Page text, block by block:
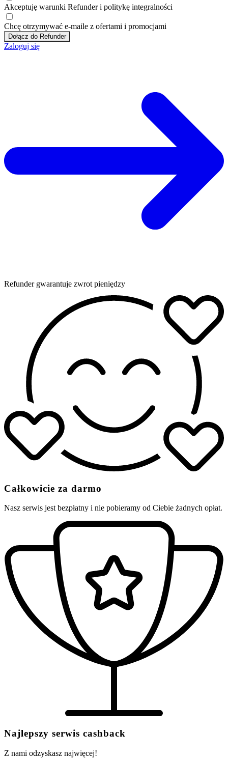
Akceptuję warunki Refunder i politykę integralności
Chcę otrzymywać e-maile z ofertami i promocjami
Dołącz do Refunder
Zaloguj się
Refunder gwarantuje zwrot pieniędzy
Całkowicie za darmo
Nasz serwis jest bezpłatny i nie pobieramy od Ciebie żadnych opłat.
Najlepszy serwis cashback
Z nami odzyskasz najwięcej!